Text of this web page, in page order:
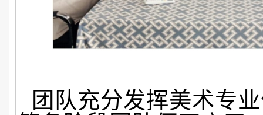
团队充分发挥美术专